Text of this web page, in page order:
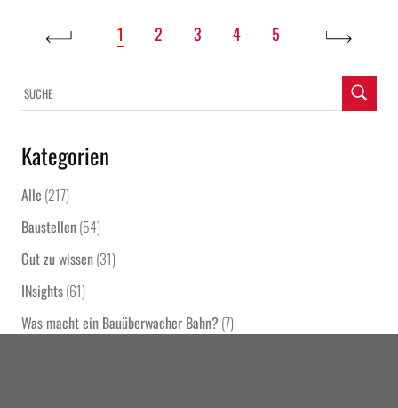
1 2 3 4 5
Kategorien
Alle (217)
Baustellen(54)
Gut zu wissen(31)
INsights(61)
Was macht ein Bauüberwacher Bahn? (7)